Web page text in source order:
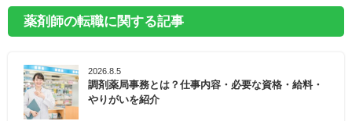
薬剤師の転職に関する記事
2026.8.5
調剤薬局事務とは？仕事内容・必要な資格・給料・
やりがいを紹介